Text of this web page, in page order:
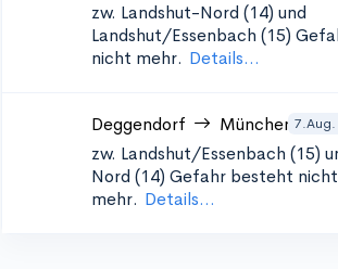
zw. Landshut-Nord (14) und
Landshut/Essenbach (15)
nicht mehr. Details...
Deggendorf München 7.Aug.
zw. Landshut/Essenbach (15)
Nord (14) Gefahr besteht nicht
mehr. Details...